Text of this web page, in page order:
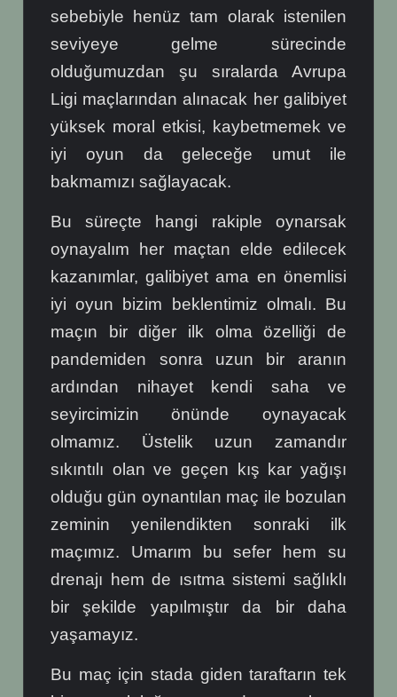
sebebiyle henüz tam olarak istenilen
seviyeye gelme sürecinde
olduğumuzdan şu sıralarda Avrupa
Ligi maçlarından alınacak her galibiyet
yüksek moral etkisi, kaybetmemek ve
iyi oyun da geleceğe umut ile
bakmamızı sağlayacak.
Bu süreçte hangi rakiple oynarsak
oynayalım her maçtan elde edilecek
kazanımlar, galibiyet ama en önemlisi
iyi oyun bizim beklentimiz olmalı. Bu
maçın bir diğer ilk olma özelliği de
pandemiden sonra uzun bir aranın
ardından nihayet kendi saha ve
seyircimizin önünde oynayacak
olmamız. Üstelik uzun zamandır
sıkıntılı olan ve geçen kış kar yağışı
olduğu gün oynantılan maç ile bozulan
zeminin yenilendikten sonraki ilk
maçımız. Umarım bu sefer hem su
drenajı hem de ısıtma sistemi sağlıklı
bir şekilde yapılmıştır da bir daha
yaşamayız.
Bu maç için stada giden taraftarın tek